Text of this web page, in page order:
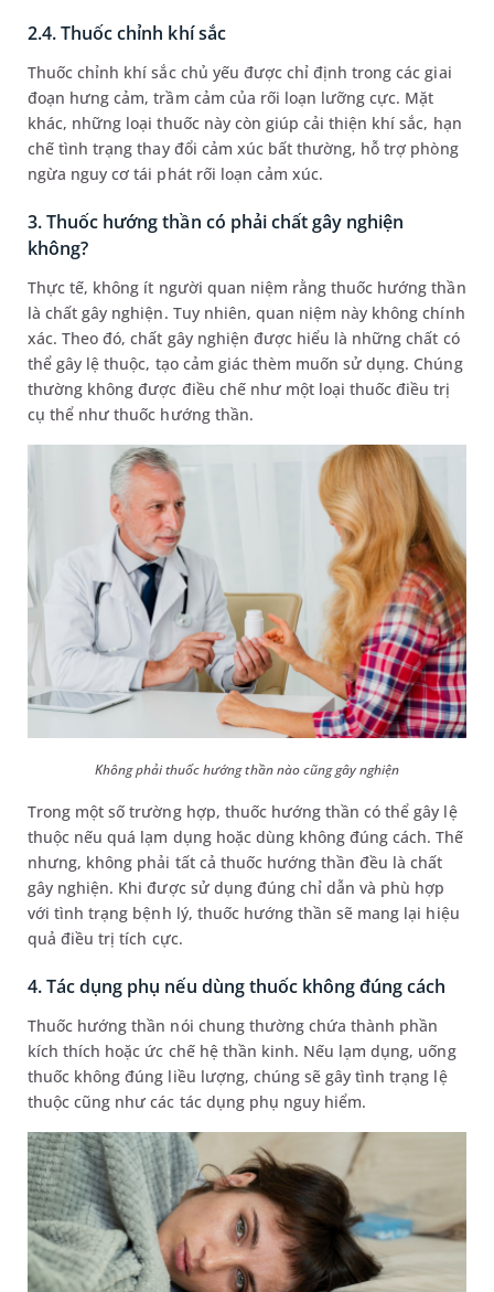
2.4. Thuốc chỉnh khí sắc
Thuốc chỉnh khí sắc chủ yếu được chỉ định trong các giai
đoạn hưng cảm, trầm cảm của rối loạn lưỡng cực. Mặt
khác, những loại thuốc này còn giúp cải thiện khí sắc, hạn
chế tình trạng thay đổi cảm xúc bất thường, hỗ trợ phòng
ngừa nguy cơ tái phát rối loạn cảm xúc.
3. Thuốc hướng thần có phải chất gây nghiện
không?
Thực tế, không ít người quan niệm rằng thuốc hướng thần
là chất gây nghiện. Tuy nhiên, quan niệm này không chính
xác. Theo đó, chất gây nghiện được hiểu là những chất có
thể gây lệ thuộc, tạo cảm giác thèm muốn sử dụng. Chúng
thường không được điều chế như một loại thuốc điều trị
cụ thể như thuốc hướng thần.
Không phải thuốc hướng thần nào cũng gây nghiện
Trong một số trường hợp, thuốc hướng thần có thể gây lệ
thuộc nếu quá lạm dụng hoặc dùng không đúng cách. Thế
nhưng, không phải tất cả thuốc hướng thần đều là chất
gây nghiện. Khi được sử dụng đúng chỉ dẫn và phù hợp
với tình trạng bệnh lý, thuốc hướng thần sẽ mang lại hiệu
quả điều trị tích cực.
4. Tác dụng phụ nếu dùng thuốc không đúng cách
Thuốc hướng thần nói chung thường chứa thành phần
kích thích hoặc ức chế hệ thần kinh. Nếu lạm dụng, uống
thuốc không đúng liều lượng, chúng sẽ gây tình trạng lệ
thuộc cũng như các tác dụng phụ nguy hiểm.